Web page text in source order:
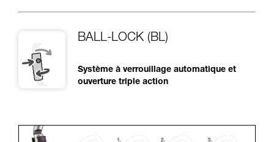
BALL-LOCK (BL)
Système à verrouillage automatique et
ouverture triple action